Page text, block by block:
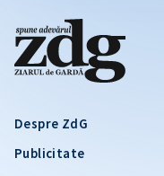
Despre ZdG
Publicitate